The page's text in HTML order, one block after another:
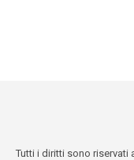
Tutti i diritti sono riservati